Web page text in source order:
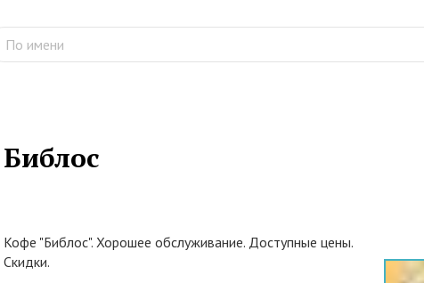
Библос
Кофе "Библос". Хорошее обслуживание. Доступные цены.
Скидки.